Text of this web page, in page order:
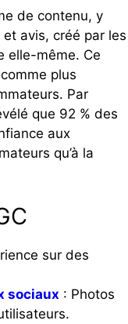
de contenu, y
avis, créé par les
elle-même. Ce
plus
Par
que 92 % des
aux
qu’à la
sur des
sociaux : Photos